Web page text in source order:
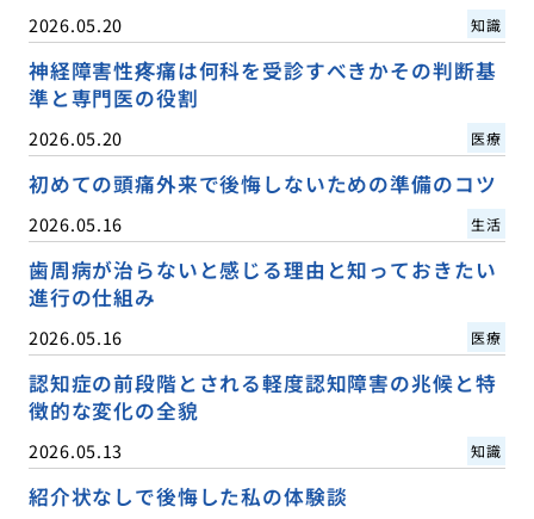
2026.05.20 知識
神経障害性疼痛は何科を受診すべきかその判断基
準と専門医の役割
2026.05.20 医療
初めての頭痛外来で後悔しないための準備のコツ
2026.05.16 生活
歯周病が治らないと感じる理由と知っておきたい
進行の仕組み
2026.05.16 医療
認知症の前段階とされる軽度認知障害の兆候と特
徴的な変化の全貌
2026.05.13 知識
紹介状なしで後悔した私の体験談